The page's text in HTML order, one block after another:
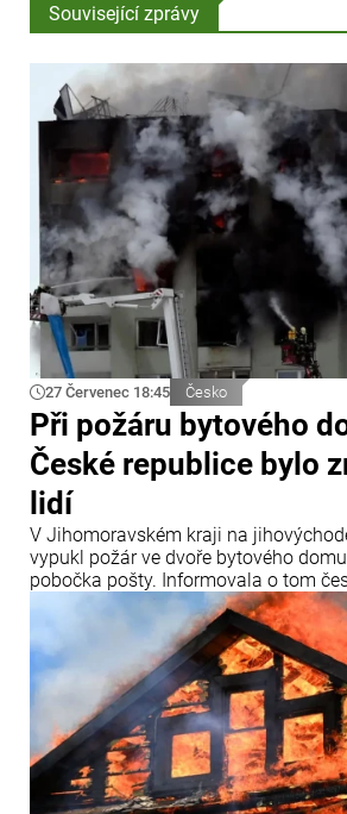
Související zprávy
27 Červenec 18:45 Česko
Při požáru bytového
České republice bylo
lidí
V Jihomoravském kraji na
vypukl požár ve dvoře bytového
pobočka pošty. Informovala o tom
„Záchranářům jsme předali přibližně
evakuováno však bylo ještě více lidí,“
složky. Lidé se nadýchali zplodin
všichni převezeni do nemocnice.